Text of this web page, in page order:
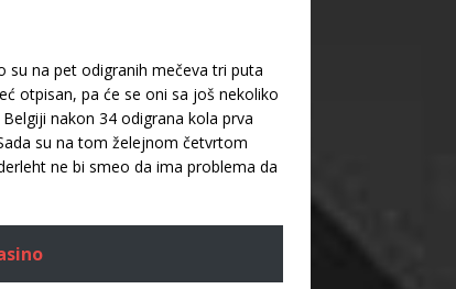
su na pet odigranih mečeva tri puta
otpisan, pa će se oni sa još nekoliko
nakon 34 odigrana kola prva
su na tom želejnom četvrtom
ne bi smeo da ima problema da